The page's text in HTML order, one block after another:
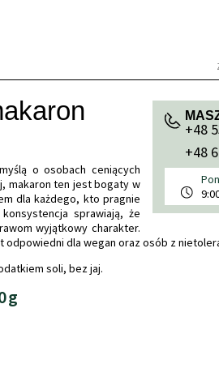
+48
+48
o osobach ceniących
makaron ten jest bogaty w
dla każdego, kto pragnie
sprawiają, że
wyjątkowy charakter.
dla wegan oraz osób z
soli, bez jaj.
g